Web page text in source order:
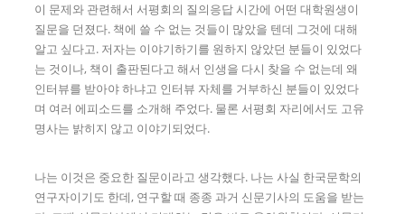
이 문제와 관련해서 서평회의 질의응답 시간에 어떤 대학원생이
질문을 던졌다. 책에 쓸 수 없는 것들이 많았을 텐데 그것에 대해
알고 싶다고. 저자는 이야기하기를 원하지 않았던 분들이 있었다
는 것이나, 책이 출판된다고 해서 인생을 다시 찾을 수 없는데 왜
인터뷰를 받아야 하냐고 인터뷰 자체를 거부하신 분들이 있었다
며 여러 에피소드를 소개해 주었다. 물론 서평회 자리에서도 고유
명사는 밝히지 않고 이야기되었다.
나는 이것은 중요한 질문이라고 생각했다. 나는 사실 한국문학의
연구자이기도 한데, 연구할 때 종종 과거 신문기사의 도움을 받는